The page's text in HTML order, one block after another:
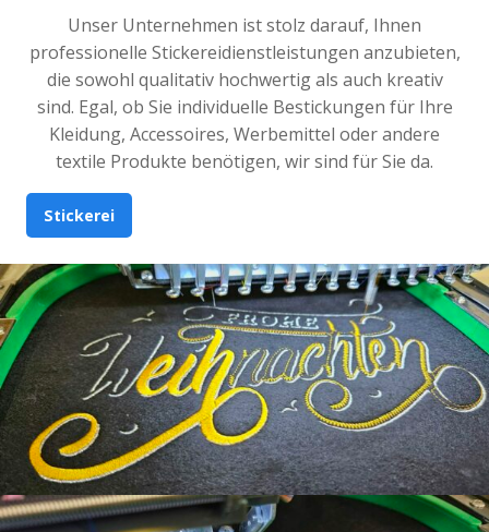
Unser Unternehmen ist stolz darauf, Ihnen
professionelle Stickereidienstleistungen anzubieten,
die sowohl qualitativ hochwertig als auch kreativ
sind. Egal, ob Sie individuelle Bestickungen für Ihre
Kleidung, Accessoires, Werbemittel oder andere
textile Produkte benötigen, wir sind für Sie da.
Stickerei